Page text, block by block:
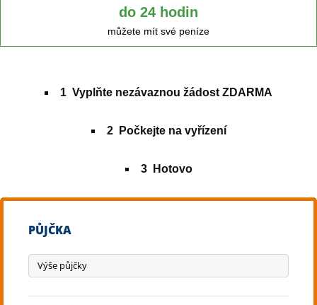
do 24 hodin
můžete mít své peníze
1 Vyplňte nezávaznou žádost ZDARMA
2Počkejte na vyřízení
3Hotovo